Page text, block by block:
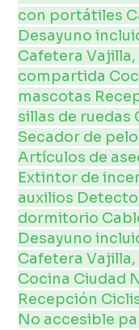
con portátiles
Desayuno
Cafetera
compartida
mascotas
sillas de ruedas
Secador de pelo
Artículos de
Extintor de
auxilios
dormitorio
Desayuno
Cafetera
Cocina Ciudad
Recepción
No accesible